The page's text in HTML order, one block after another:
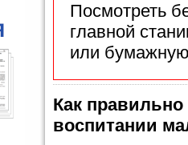
Посмотреть
главной
или
Как
воспитании